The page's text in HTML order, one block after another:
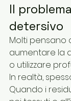
Il
detersivo
Molti pensano
aumentare la
o utilizzare
In realtà,
Quando i